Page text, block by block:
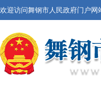
欢迎访问舞钢市人民政府门户网